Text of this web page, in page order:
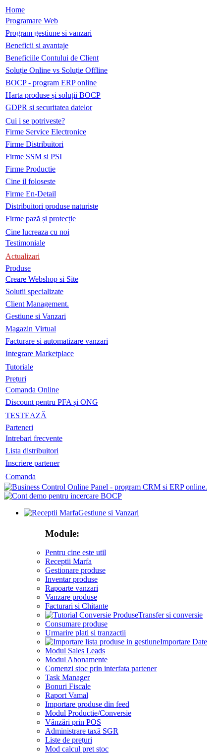
Home
Programare Web
Program gestiune si vanzari
Beneficii si avantaje
Beneficiile Contului de Client
Soluție Online vs Soluție Offline
BOCP - program ERP online
Harta produse și soluții BOCP
GDPR si securitatea datelor
Cui i se potriveste?
Firme Service Electronice
Firme Distribuitori
Firme SSM si PSI
Firme Productie
Cine il foloseste
Firme En-Detail
Distribuitori produse naturiste
Firme pază și protecție
Cine lucreaza cu noi
Testimoniale
Actualizari
Produse
Creare Webshop si Site
Solutii specializate
Client Management.
Gestiune si Vanzari
Magazin Virtual
Facturare si automatizare vanzari
Integrare Marketplace
Tutoriale
Prețuri
Comanda Online
Discount pentru PFA și ONG
TESTEAZĂ
Parteneri
Intrebari frecvente
Lista distribuitori
Inscriere partener
Comanda
Gestiune si Vanzari
Module:
Pentru cine este util
Receptii Marfa
Gestionare produse
Inventar produse
Rapoarte vanzari
Vanzare produse
Facturari si Chitante
Transfer si conversie
Consumare produse
Urmarire plati si tranzactii
Importare Date
Modul Sales Leads
Modul Abonamente
Comenzi stoc prin interfata partener
Task Manager
Bonuri Fiscale
Raport Vamal
Importare produse din feed
Modul Productie/Conversie
Vânzări prin POS
Administrare taxă SGR
Liste de prețuri
Mod calcul pret stoc